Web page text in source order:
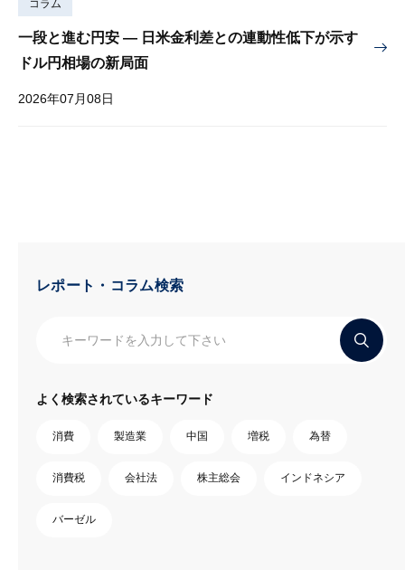
コラム
一段と進む円安 — 日米金利差との連動性低下が示す
ドル円相場の新局面
2026年07月08日
レポート・コラム検索
よく検索されているキーワード
消費 製造業 中国 増税 為替
消費税 会社法 株主総会 インドネシア
バーゼル